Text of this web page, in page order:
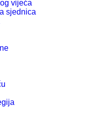
vijeća
sjednica